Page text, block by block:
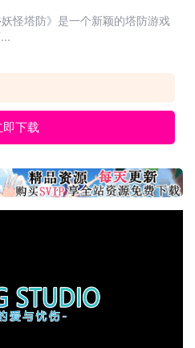
怪塔防》是一个新颖的塔防游戏
即下载